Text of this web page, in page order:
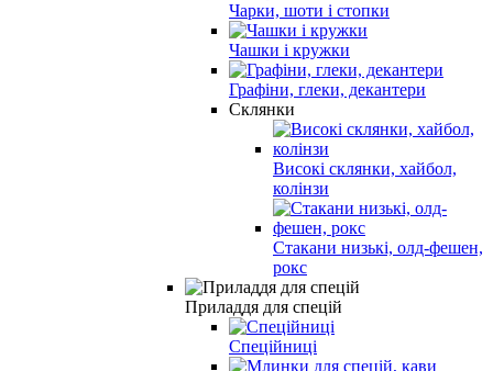
Чарки, шоти і стопки
Чашки і кружки
Графіни, глеки, декантери
Склянки
Високі склянки, хайбол,
колінзи
Стакани низькі, олд-фешен,
рокс
Приладдя для спецій
Спеційниці